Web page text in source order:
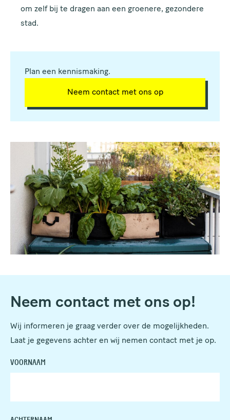
om zelf bij te dragen aan een groenere, gezondere
stad.
Plan een kennismaking.
Neem contact met ons op
Neem contact met ons op!
Wij informeren je graag verder over de mogelijkheden.
Laat je gegevens achter en wij nemen contact met je op.
VOORNAAM